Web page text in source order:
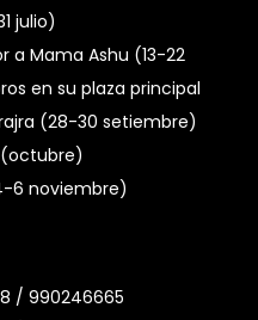
julio)
a Mama Ashu (13-22
en su plaza principal
(28-30 setiembre)
6 noviembre)
/ 990246665